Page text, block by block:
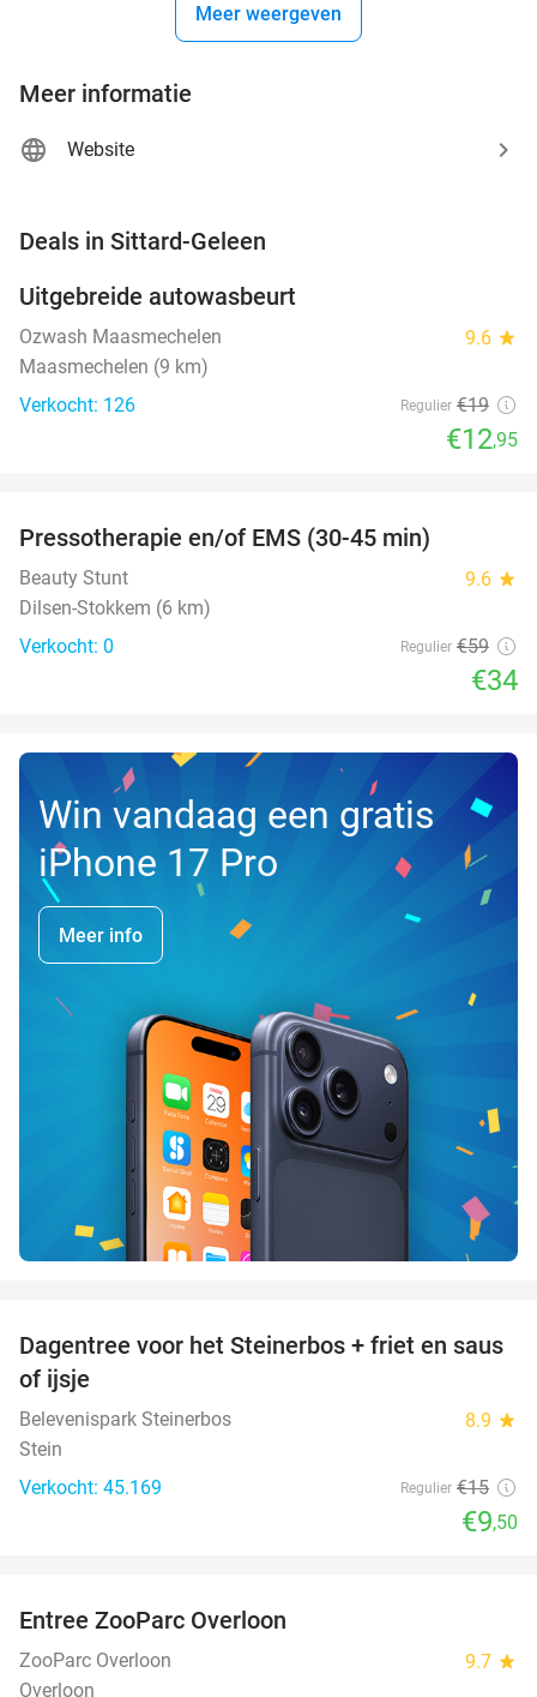
Meer weergeven
Meer informatie
Website
Deals in Sittard-Geleen
NEW
TODAY
Uitgebreide autowasbeurt
Ozwash Maasmechelen 9.6 star
Maasmechelen (9 km)
Verkocht: 126
Regulier €19
€12,95
TODAY
Pressotherapie en/of EMS (30-45 min)
Beauty Stunt 9.6 star
Dilsen-Stokkem (6 km)
Verkocht: 0
Regulier €59
€34
Win vandaag een gratis
iPhone 17 Pro
Meer info
37%
Dagentree voor het Steinerbos + friet en saus
of ijsje
Belevenispark Steinerbos 8.9 star
Stein
Verkocht: 45.169
Regulier €15
€9,50
Entree ZooParc Overloon
ZooParc Overloon 9.7 star
Overloon